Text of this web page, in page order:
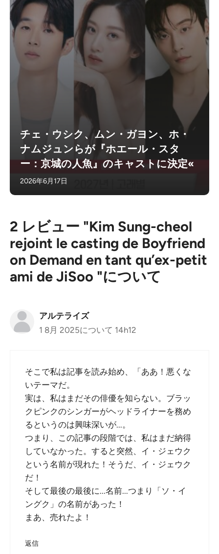
チェ・ウシク、ムン・ガヨン、ホ・
ナムジュンらが『ホエール・スタ
ー：京城の人魚』のキャストに決定«
2026年6月17日
2 レビュー "Kim Sung-cheol
rejoint le casting de Boyfriend
on Demand en tant qu’ex-petit
ami de JiSoo "について
アルテライズ
1 8月 2025について 14h12
そこで私は記事を読み始め、「ああ！悪くな
いテーマだ。
実は、私はまだその俳優を知らない。ブラッ
クピンクのシンガーがヘッドライナーを務め
るというのは興味深いが...。
つまり、この記事の段階では、私はまだ納得
していなかった。すると突然、イ・ジェウク
という名前が現れた！そうだ、イ・ジェウク
だ！
そして最後の最後に...名前...つまり「ソ・イ
ングク」の名前があった！
まあ、売れたよ！
返信